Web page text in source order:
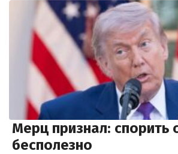
Мерц признал: спорить
бесполезно